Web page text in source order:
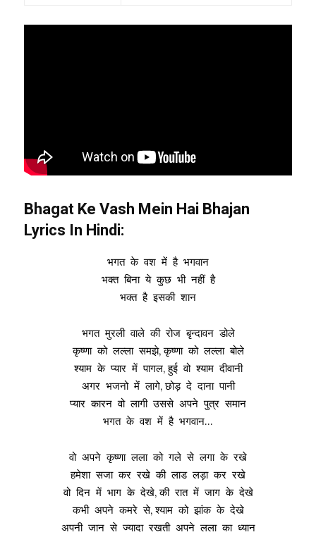
Bhagat Ke Vash Mein Hai Bhajan
Lyrics In Hindi:
भगत के वश में है भगवान
भक्त बिना ये कुछ भी नहीं है
भक्त है इसकी शान
भगत मुरली वाले की रोज बृन्दावन डोले
कृष्णा को लल्ला समझे, कृष्णा को लल्ला बोले
श्याम के प्यार में पागल, हुई वो श्याम दीवानी
अगर भजनो में लागे, छोड़ दे दाना पानी
प्यार कारन वो लागी उससे अपने पुत्र समान
भगत के वश में है भगवान…
वो अपने कृष्णा लला को गले से लगा के रखे
हमेशा सजा कर रखे की लाड लड़ा कर रखे
वो दिन में भाग के देखे, की रात में जाग के देखे
कभी अपने कमरे से, श्याम को झांक के देखे
अपनी जान से ज्यादा रखती अपने लला का ध्यान